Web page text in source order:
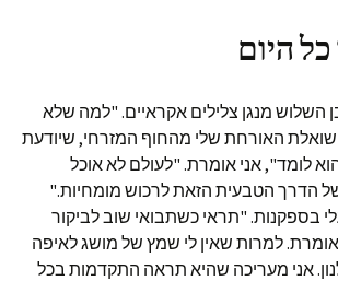
היום
השלוש מנגן צלילים אקראיים. "למה שלא
שואלת האורחת שלי מהחוף המזרחי, שיודעת
לומד", אני אומרת. "לעולם לא אוכל
הדרך הטבעית הזאת לרכוש מומחיות."
בספקנות. "תראי כשתבואי שוב לביקור
למרות שאין לי שמץ של מושג לאיפה
אני מעריכה שהיא תראה התקדמות בכל